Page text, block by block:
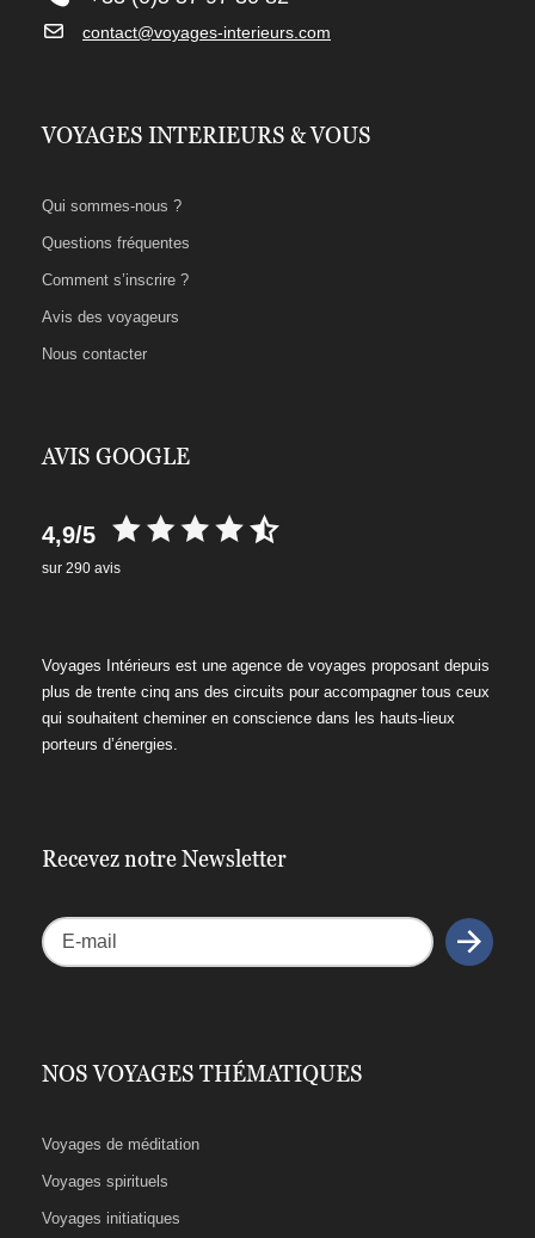
contact@voyages-interieurs.com
VOYAGES INTERIEURS & VOUS
Qui sommes-nous ?
Questions fréquentes
Comment s’inscrire ?
Avis des voyageurs
Nous contacter
AVIS GOOGLE
4,9/5
sur 290 avis
Voyages Intérieurs est une agence de voyages proposant depuis
plus de trente cinq ans des circuits pour accompagner tous ceux
qui souhaitent cheminer en conscience dans les hauts-lieux
porteurs d’énergies.
Recevez notre Newsletter
NOS VOYAGES THÉMATIQUES
Voyages de méditation
Voyages spirituels
Voyages initiatiques